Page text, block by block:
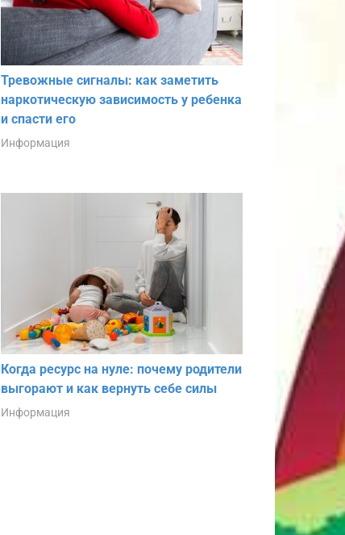
Тревожные сигналы: как заметить
наркотическую зависимость у ребенка
и спасти его
Информация
Когда ресурс на нуле: почему родители
выгорают и как вернуть себе силы
Информация